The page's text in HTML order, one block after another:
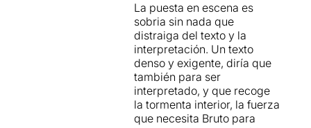
aquesta representava (el
poder, la dictadura, la tirania
i la corrupció).
Traduït al poble català: Els
catalans no tenim rés en
contra d’Espanya, el que no
ens agrada ni volem és el
que ella representa.
La puesta en escena es
sobria sin nada que
distraiga del texto y la
interpretación. Un texto
denso y exigente, diría que
también para ser
interpretado, y que recoge
la tormenta interior, la fuerza
que necesita Bruto para